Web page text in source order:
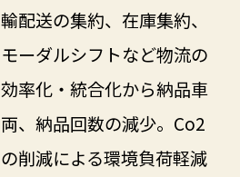
輸配送の集約、在庫集約、
モーダルシフトなど物流の
効率化・統合化から納品車
両、納品回数の減少。Co2
の削減による環境負荷軽減